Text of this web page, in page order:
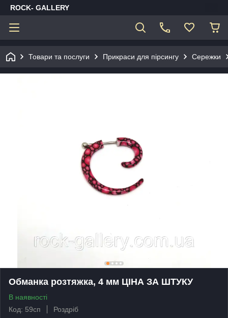
ROCK- GALLERY
Товари та послуги Прикраси для пірсингу Сережки
Обманка розтяжка, 4 мм ЦIНА ЗА ШТУКУ
В наявності
Код: 59сп
Роздріб